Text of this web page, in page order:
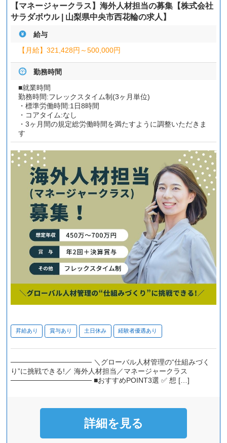
【マネージャークラス】海外人材担当の募集【株式会社
サラダボウル | 山梨県中央市西花輪の求人】
給与
【月給】321,428円～500,000円
勤務時間
■就業時間
勤務時間:フレックスタイム制(3ヶ月単位)
・標準労働時間:1日8時間
・コアタイム:なし
・3ヶ月間の規定総労働時間を満たすように調整いただきま
す
昇給あり 賞与あり 土日休み 経験者優遇あり
──────────────── ＼グローバル人材管理の“仕組みづく
り”に挑戦できる!／ 海外人材担当／マネージャークラス
──────────────── ■おすすめPOINT3選 ✅️ 想 […]
詳細を見る